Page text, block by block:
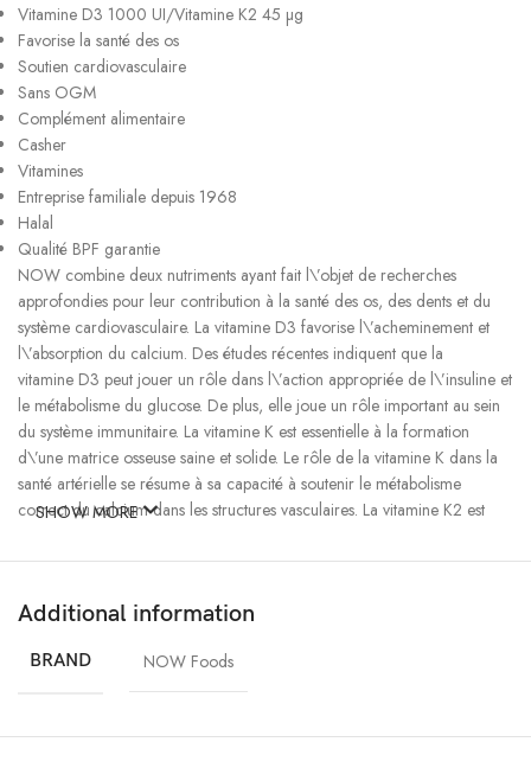
Vitamine D3 1000 UI/Vitamine K2 45 µg
Favorise la santé des os
Soutien cardiovasculaire
Sans OGM
Complément alimentaire
Casher
Vitamines
Entreprise familiale depuis 1968
Halal
Qualité BPF garantie
NOW combine deux nutriments ayant fait l\’objet de recherches
approfondies pour leur contribution à la santé des os, des dents et du
système cardiovasculaire. La vitamine D3 favorise l\’acheminement et
l\’absorption du calcium. Des études récentes indiquent que la
vitamine D3 peut jouer un rôle dans l\’action appropriée de l\’insuline et
le métabolisme du glucose. De plus, elle joue un rôle important au sein
du système immunitaire. La vitamine K est essentielle à la formation
d\’une matrice osseuse saine et solide. Le rôle de la vitamine K dans la
santé artérielle se résume à sa capacité à soutenir le métabolisme
correct du calcium dans les structures vasculaires. La vitamine K2 est
Autres ingrédients
SHOW MORE
Additional information
BRAND NOW Foods